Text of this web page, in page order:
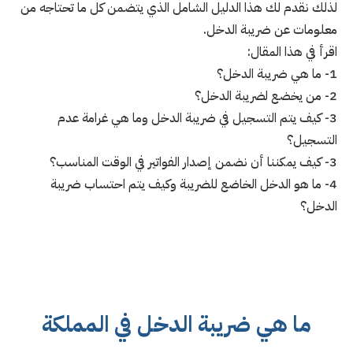
لذلك نقدم لك هذا الدليل الشامل الذي يتضمن كل ما تحتاجه من
معلومات عن ضريبة الدخل.
اقرأ في هذا المقال:
1- ما هي ضريبة الدخل؟
2- من يخضع لضريبة الدخل؟
3- كيف يتم التسجيل في ضريبة الدخل وما هي غرامة عدم
التسجيل؟
3- كيف يمكننا أن نضمن إصدار الفواتير في الوقت المناسب؟
4- ما هو الدخل الخاضع للضريبة وكيف يتم احتساب ضريبة
الدخل؟
ما هي ضريبة الدخل في المملكة